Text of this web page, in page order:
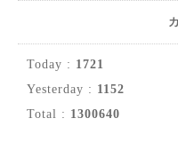
Today : 1721
Yesterday : 1152
Total : 1300640